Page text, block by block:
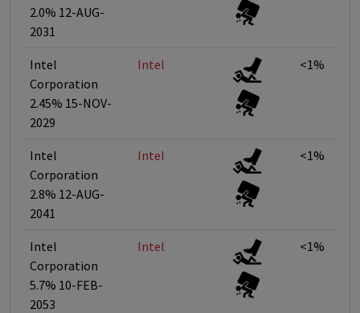
2.0% 12-AUG-
2031
Intel
Corporation
2.45% 15-NOV-
2029
Intel <1%
Intel
Corporation
2.8% 12-AUG-
2041
Intel <1%
Intel
Corporation
5.7% 10-FEB-
2053
Intel <1%